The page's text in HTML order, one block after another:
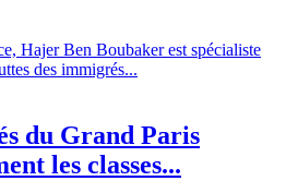
Hajer Ben Boubaker est spécialiste
des immigrés...
du Grand Paris
les classes...